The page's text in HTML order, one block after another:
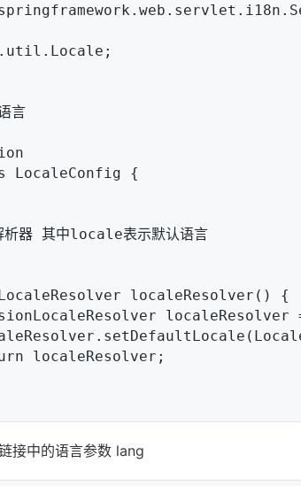
LocaleConfig {
接中的语言参数 lang